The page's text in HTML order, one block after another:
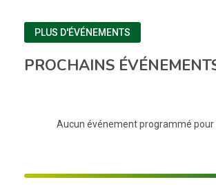
PROCHAINS
PLUS D'ÉVÉNEMENTS
Aucun événement programmé pour